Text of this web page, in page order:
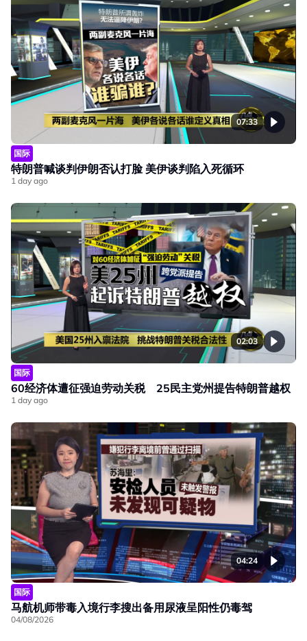
07:33
国际
特朗普喊谈判伊朗否认打脸 美伊谈判陷入死循环
1 day ago
02:03
国际
60经济体遭征强迫劳动关税 25民主党州提告特朗普越权
1 day ago
04:24
国际
马航机师带毒入境行李搜出备用尿液呈阳性仍毒驾
04/08/2026